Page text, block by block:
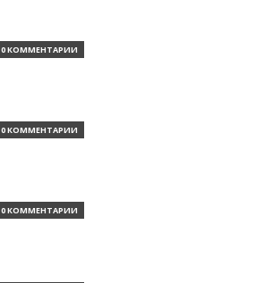
0 КОММЕНТАРИИ
0 КОММЕНТАРИИ
0 КОММЕНТАРИИ